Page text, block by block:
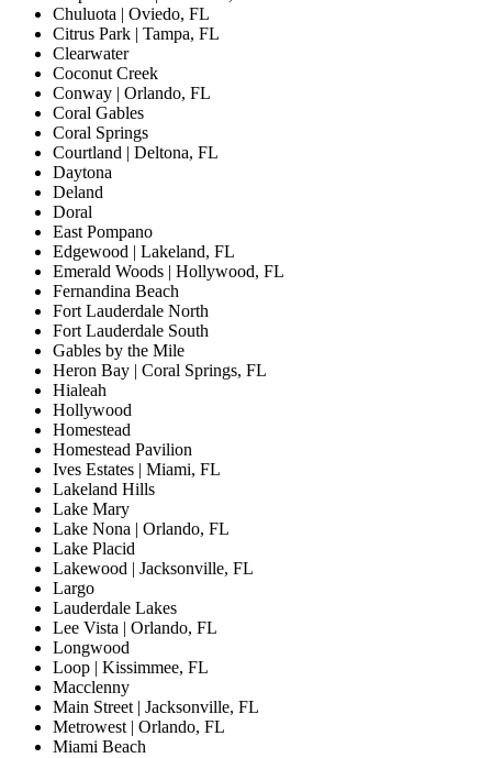
Chuluota | Oviedo, FL
Citrus Park | Tampa, FL
Clearwater
Coconut Creek
Conway | Orlando, FL
Coral Gables
Coral Springs
Courtland | Deltona, FL
Daytona
Deland
Doral
East Pompano
Edgewood | Lakeland, FL
Emerald Woods | Hollywood, FL
Fernandina Beach
Fort Lauderdale North
Fort Lauderdale South
Gables by the Mile
Heron Bay | Coral Springs, FL
Hialeah
Hollywood
Homestead
Homestead Pavilion
Ives Estates | Miami, FL
Lakeland Hills
Lake Mary
Lake Nona | Orlando, FL
Lake Placid
Lakewood | Jacksonville, FL
Largo
Lauderdale Lakes
Lee Vista | Orlando, FL
Longwood
Loop | Kissimmee, FL
Macclenny
Main Street | Jacksonville, FL
Metrowest | Orlando, FL
Miami Beach